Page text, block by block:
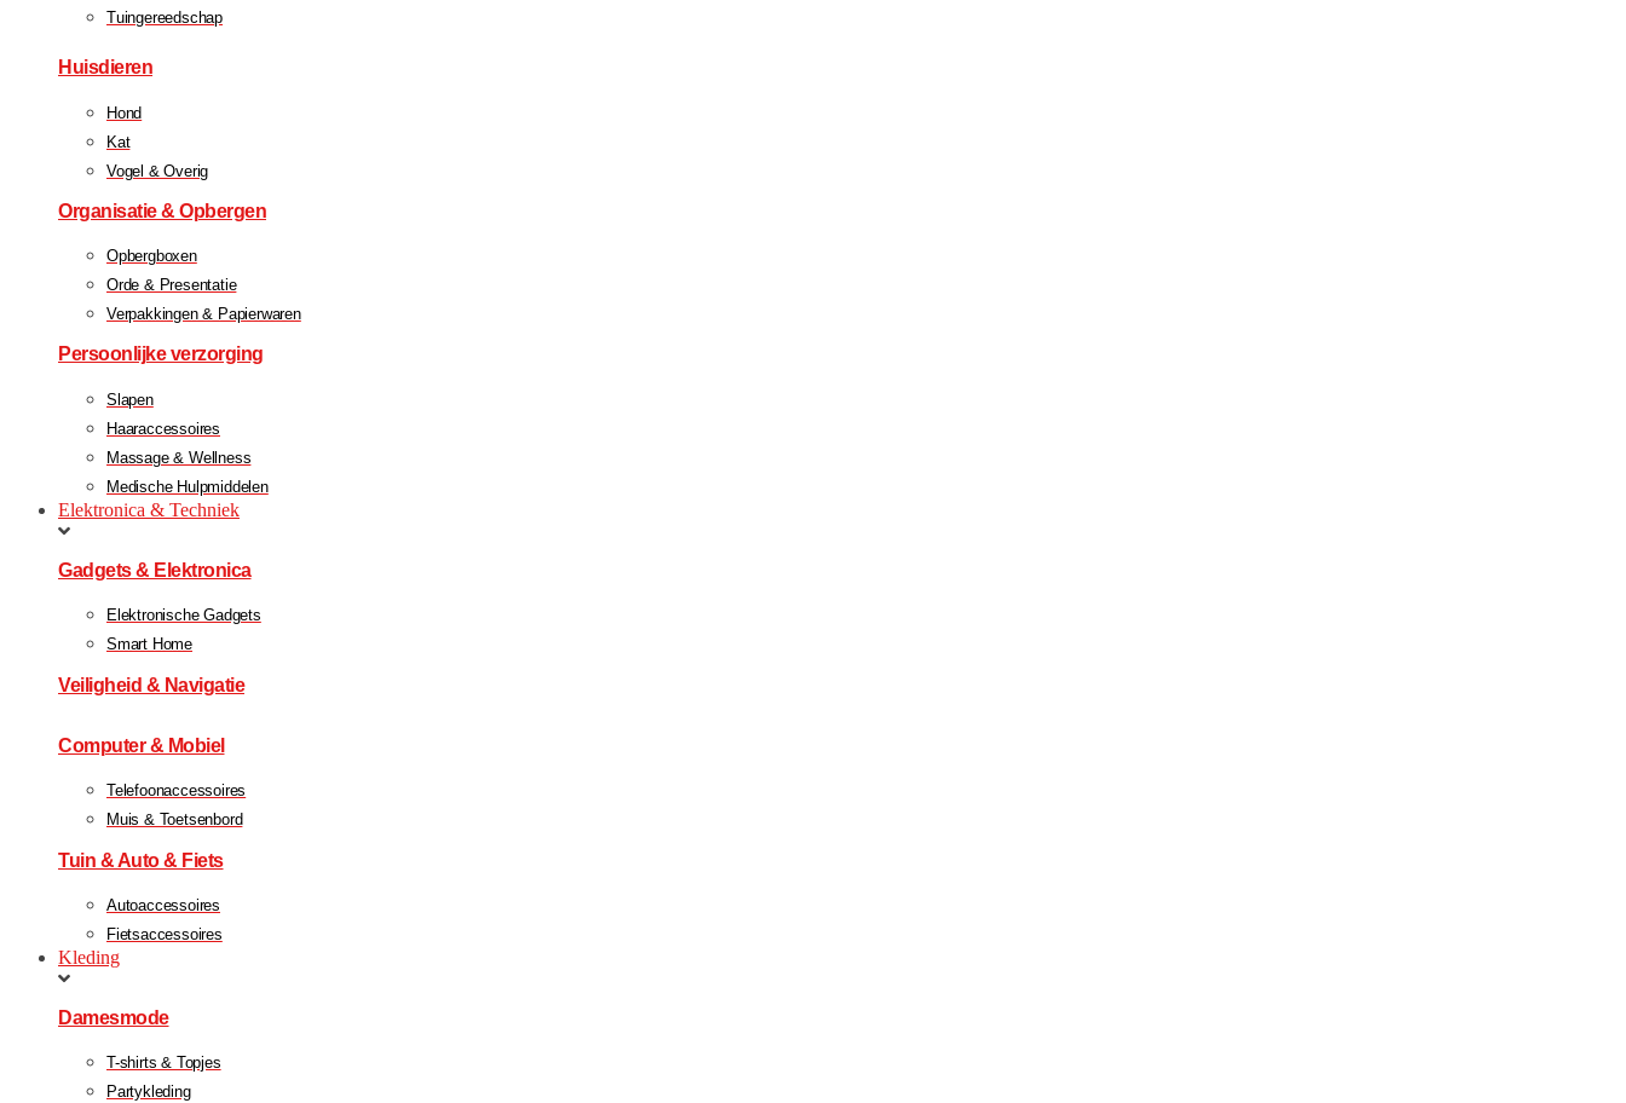
Tuingereedschap
Huisdieren
Hond
Kat
Vogel & Overig
Organisatie & Opbergen
Opbergboxen
Orde & Presentatie
Verpakkingen & Papierwaren
Persoonlijke verzorging
Slapen
Haaraccessoires
Massage & Wellness
Medische Hulpmiddelen
Elektronica & Techniek
Gadgets & Elektronica
Elektronische Gadgets
Smart Home
Veiligheid & Navigatie
Computer & Mobiel
Telefoonaccessoires
Muis & Toetsenbord
Tuin & Auto & Fiets
Autoaccessoires
Fietsaccessoires
Kleding
Damesmode
T-shirts & Topjes
Partykleding